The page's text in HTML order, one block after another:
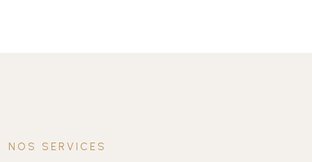
NOS SERVICES